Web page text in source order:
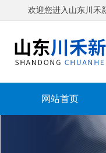
欢迎您进入山东川禾
网站首页